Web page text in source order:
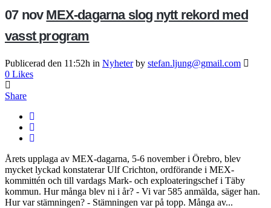
07 nov MEX-dagarna slog nytt rekord med
vasst program
Publicerad den 11:52h in Nyheter by stefan.ljung@gmail.com
0 Likes
Share
Årets upplaga av MEX-dagarna, 5-6 november i Örebro, blev
mycket lyckad konstaterar Ulf Crichton, ordförande i MEX-
kommittén och till vardags Mark- och exploateringschef i Täby
kommun. Hur många blev ni i år? - Vi var 585 anmälda, säger han.
Hur var stämningen? - Stämningen var på topp. Många av...